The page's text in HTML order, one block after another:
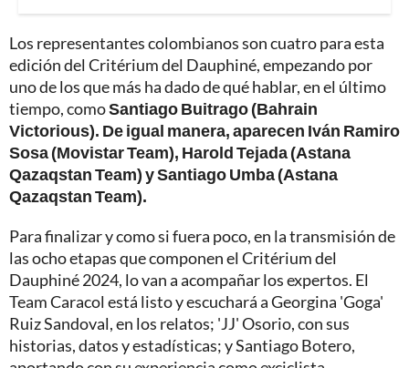
Los representantes colombianos son cuatro para esta
edición del Critérium del Dauphiné, empezando por
uno de los que más ha dado de qué hablar, en el último
tiempo, comoSantiago Buitrago (Bahrain
Victorious). De igual manera, aparecen Iván Ramiro
Sosa (Movistar Team), Harold Tejada (Astana
Qazaqstan Team) y Santiago Umba (Astana
Qazaqstan Team).
Para finalizar y como si fuera poco, en la transmisión de
las ocho etapas que componen el Critérium del
Dauphiné 2024, lo van a acompañar los expertos. El
Team Caracol está listo y escuchará a Georgina 'Goga'
Ruiz Sandoval, en los relatos; 'JJ' Osorio, con sus
historias, datos y estadísticas; y Santiago Botero,